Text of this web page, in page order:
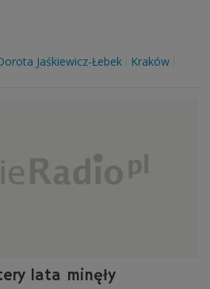
Jaśkiewicz-Łebek
Kraków
lata minęły